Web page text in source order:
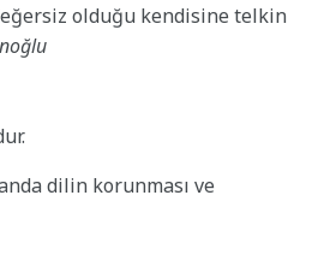
olduğu kendisine telkin
dilin korunması ve